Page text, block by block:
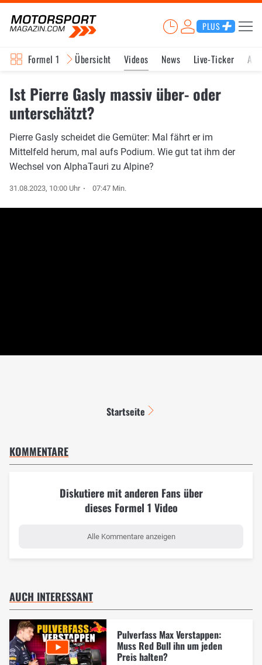
PLUS
Formel 1 Übersicht Videos News Live-Ticker
Ist Pierre Gasly massiv über- oder
unterschätzt?
Pierre Gasly scheidet die Gemüter: Mal fährt er im
Mittelfeld herum, mal aufs Podium. Wie gut tat ihm der
Wechsel von AlphaTauri zu Alpine?
31.08.2023, 10:00 Uhr 07:47 Min.
Startseite
KOMMENTARE
Diskutiere mit anderen Fans über
dieses Formel 1 Video
Alle Kommentare anzeigen
AUCH INTERESSANT
Pulverfass Max Verstappen:
Muss Red Bull ihn um jeden
Preis halten?